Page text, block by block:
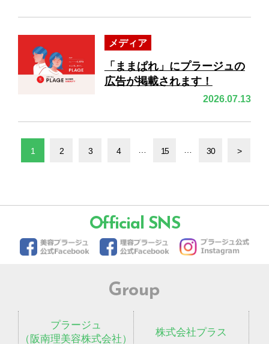
メディア
2026.07.13
「ままぱれ」にプラージュの
広告が掲載されます！
1 2 3 4 15 30 >
Official SNS
Group
プラージュ
（阪南理美容株式会社）
株式会社プラス